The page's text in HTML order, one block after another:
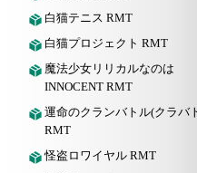
白猫テニス RMT
白猫プロジェクト RMT
魔法少女リリカルなのは
INNOCENT RMT
運命のクランバトル(クラバ
RMT
怪盗ロワイヤル RMT